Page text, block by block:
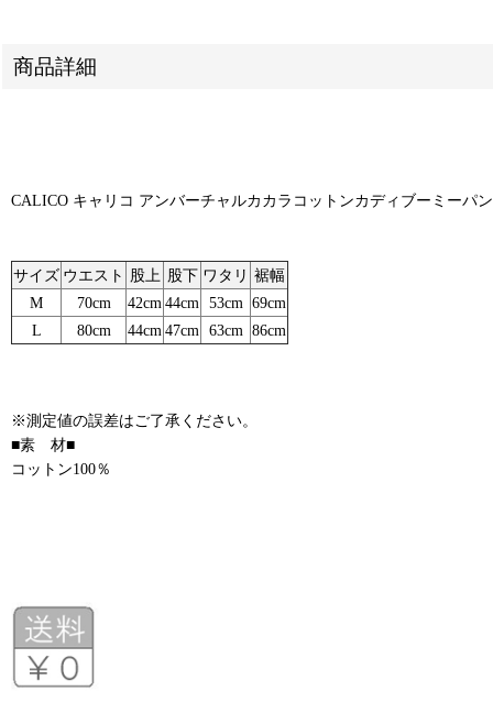
商品詳細
CALICO キャリコ アンバーチャルカカラコットンカディブーミーパン
サイズ ウエスト 股上 股下 ワタリ 裾幅
M
70cm 42cm 44cm 53cm 69cm
L
80cm 44cm 47cm 63cm 86cm
※測定値の誤差はご了承ください。
■素 材■
コットン100％